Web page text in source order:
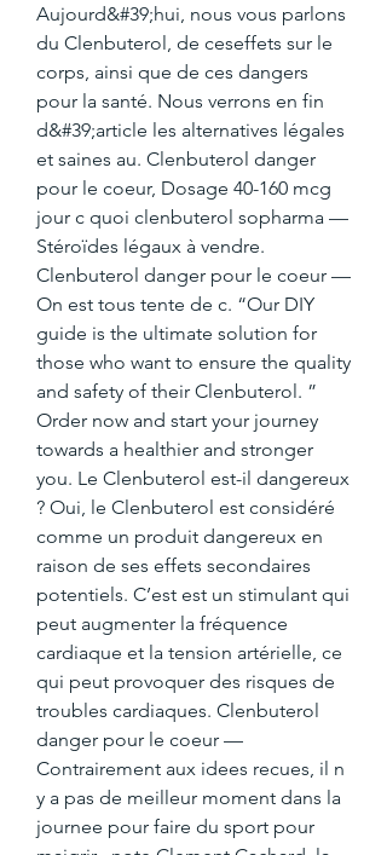
Aujourd&#39;hui, nous vous parlons
du Clenbuterol, de ceseffets sur le
corps, ainsi que de ces dangers
pour la santé. Nous verrons en fin
d&#39;article les alternatives légales
et saines au. Clenbuterol danger
pour le coeur, Dosage 40-160 mcg
jour c quoi clenbuterol sopharma —
Stéroïdes légaux à vendre.
Clenbuterol danger pour le coeur —
On est tous tente de c. “Our DIY
guide is the ultimate solution for
those who want to ensure the quality
and safety of their Clenbuterol. ”
Order now and start your journey
towards a healthier and stronger
you. Le Clenbuterol est-il dangereux
? Oui, le Clenbuterol est considéré
comme un produit dangereux en
raison de ses effets secondaires
potentiels. C’est est un stimulant qui
peut augmenter la fréquence
cardiaque et la tension artérielle, ce
qui peut provoquer des risques de
troubles cardiaques. Clenbuterol
danger pour le coeur —
Contrairement aux idees recues, il n
y a pas de meilleur moment dans la
journee pour faire du sport pour